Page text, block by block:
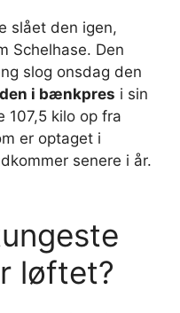
slået den igen,
Schelhase. Den
slog onsdag den
i bænkpres i sin
107,5 kilo op fra
er optaget i
senere i år.
løftet?